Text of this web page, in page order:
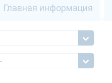
Главная информация